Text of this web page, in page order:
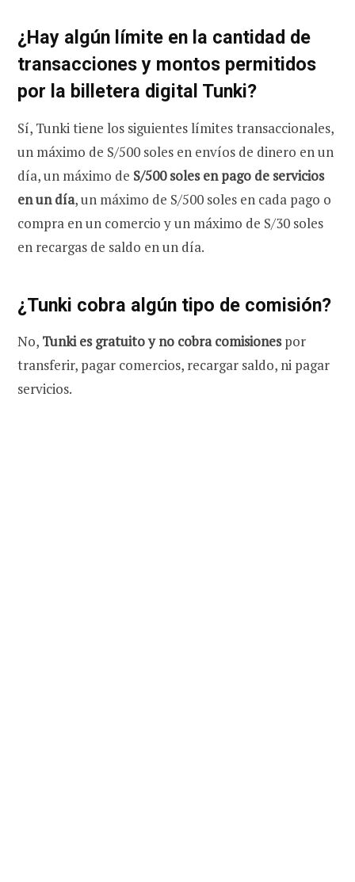
¿Hay algún límite en la cantidad de
transacciones y montos permitidos
por la billetera digital Tunki?
Sí, Tunki tiene los siguientes límites transaccionales,
un máximo de S/500 soles en envíos de dinero en un
día, un máximo de S/500 soles en pago de servicios
en un día, un máximo de S/500 soles en cada pago o
compra en un comercio y un máximo de S/30 soles
en recargas de saldo en un día.
¿Tunki cobra algún tipo de comisión?
No, Tunki es gratuito y no cobra comisionespor
transferir, pagar comercios, recargar saldo, ni pagar
servicios.